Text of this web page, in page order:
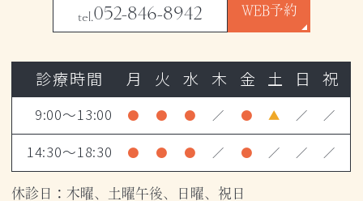
tel.052-846-8942 WEB予約
診療時間 月 火 水 木 金 土 日 祝
9:00～13:00 ● ● ● ／ ● ▲ ／ ／
14:30～18:30 ● ● ● ／ ● ／ ／ ／
休診日：木曜、土曜午後、日曜、祝日